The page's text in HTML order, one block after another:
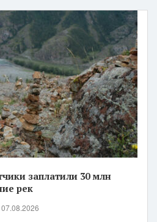
заплатили 30 млн
рек
07.08.2026